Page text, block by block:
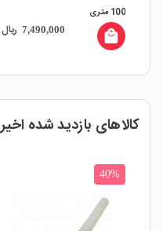
100 متری
7,490,000 ریال local_mall
کالاهای بازدید شده اخیر
40%